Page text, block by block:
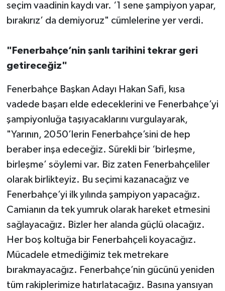
seçim vaadinin kaydı var. ‘1 sene şampiyon yapar,
bırakırız’ da demiyoruz" cümlelerine yer verdi.
"Fenerbahçe’nin şanlı tarihini tekrar geri
getireceğiz"
Fenerbahçe Başkan Adayı Hakan Safi, kısa
vadede başarı elde edeceklerini ve Fenerbahçe’yi
şampiyonluğa taşıyacaklarını vurgulayarak,
"Yarının, 2050’lerin Fenerbahçe’sini de hep
beraber inşa edeceğiz. Sürekli bir ‘birleşme,
birleşme’ söylemi var. Biz zaten Fenerbahçeliler
olarak birlikteyiz. Bu seçimi kazanacağız ve
Fenerbahçe’yi ilk yılında şampiyon yapacağız.
Camianın da tek yumruk olarak hareket etmesini
sağlayacağız. Bizler her alanda güçlü olacağız.
Her boş koltuğa bir Fenerbahçeli koyacağız.
Mücadele etmediğimiz tek metrekare
bırakmayacağız. Fenerbahçe’nin gücünü yeniden
tüm rakiplerimize hatırlatacağız. Basına yansıyan